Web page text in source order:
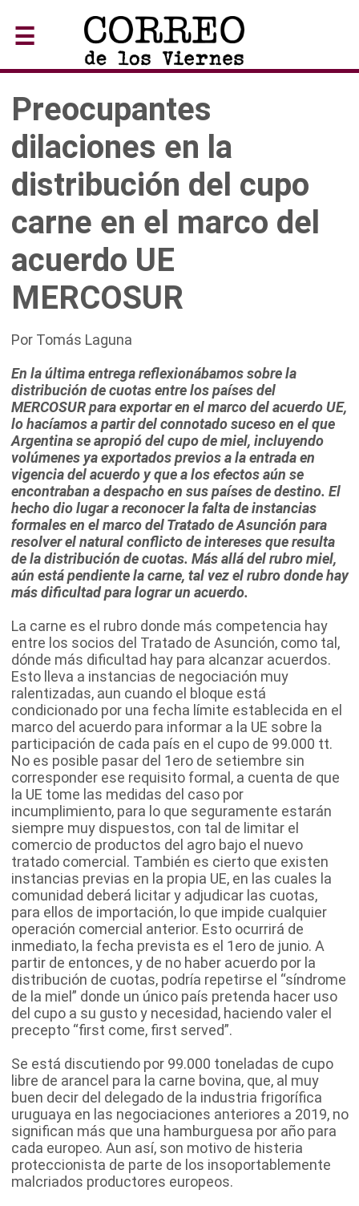
☰
Preocupantes
dilaciones en la
distribución del cupo
carne en el marco del
acuerdo UE
MERCOSUR
Por Tomás Laguna
En la última entrega reflexionábamos sobre la
distribución de cuotas entre los países del
MERCOSUR para exportar en el marco del acuerdo UE,
lo hacíamos a partir del connotado suceso en el que
Argentina se apropió del cupo de miel, incluyendo
volúmenes ya exportados previos a la entrada en
vigencia del acuerdo y que a los efectos aún se
encontraban a despacho en sus países de destino. El
hecho dio lugar a reconocer la falta de instancias
formales en el marco del Tratado de Asunción para
resolver el natural conflicto de intereses que resulta
de la distribución de cuotas. Más allá del rubro miel,
aún está pendiente la carne, tal vez el rubro donde hay
más dificultad para lograr un acuerdo.
La carne es el rubro donde más competencia hay
entre los socios del Tratado de Asunción, como tal,
dónde más dificultad hay para alcanzar acuerdos.
Esto lleva a instancias de negociación muy
ralentizadas, aun cuando el bloque está
condicionado por una fecha límite establecida en el
marco del acuerdo para informar a la UE sobre la
participación de cada país en el cupo de 99.000 tt.
No es posible pasar del 1ero de setiembre sin
corresponder ese requisito formal, a cuenta de que
la UE tome las medidas del caso por
incumplimiento, para lo que seguramente estarán
siempre muy dispuestos, con tal de limitar el
comercio de productos del agro bajo el nuevo
tratado comercial. También es cierto que existen
instancias previas en la propia UE, en las cuales la
comunidad deberá licitar y adjudicar las cuotas,
para ellos de importación, lo que impide cualquier
operación comercial anterior. Esto ocurrirá de
inmediato, la fecha prevista es el 1ero de junio. A
partir de entonces, y de no haber acuerdo por la
distribución de cuotas, podría repetirse el “síndrome
de la miel” donde un único país pretenda hacer uso
del cupo a su gusto y necesidad, haciendo valer el
precepto “first come, first served”.
Se está discutiendo por 99.000 toneladas de cupo
libre de arancel para la carne bovina, que, al muy
buen decir del delegado de la industria frigorífica
uruguaya en las negociaciones anteriores a 2019, no
significan más que una hamburguesa por año para
cada europeo. Aun así, son motivo de histeria
proteccionista de parte de los insoportablemente
malcriados productores europeos.